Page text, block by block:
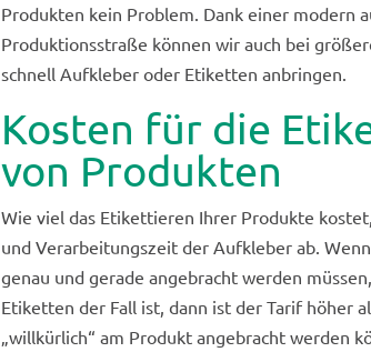
Produkten kein Problem. Dank einer modern
Produktionsstraße können wir auch bei
schnell Aufkleber oder Etiketten anbringen.
Kosten für die
von Produkten
Wie viel das Etikettieren Ihrer Produkte
und Verarbeitungszeit der Aufkleber ab.
genau und gerade angebracht werden
Etiketten der Fall ist, dann ist der Tarif höher
„willkürlich“ am Produkt angebracht werden